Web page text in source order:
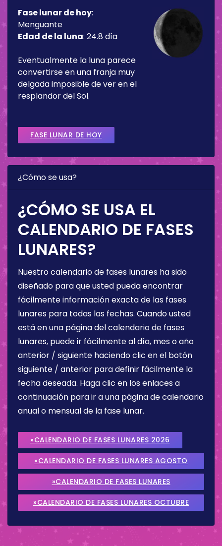
Fase lunar de hoy:
Menguante
Edad de la luna: 24.8 día
Eventualmente la luna parece
convertirse en una franja muy
delgada imposible de ver en el
resplandor del Sol.
FASE LUNAR DE HOY
¿Cómo se usa?
¿CÓMO SE USA EL
CALENDARIO DE FASES
LUNARES?
Nuestro calendario de fases lunares ha sido
diseñado para que usted pueda encontrar
fácilmente información exacta de las fases
lunares para todas las fechas. Cuando usted
está en una página del calendario de fases
lunares, puede ir fácilmente al día, mes o año
anterior / siguiente haciendo clic en el botón
siguiente / anterior para definir fácilmente la
fecha deseada. Haga clic en los enlaces a
continuación para ir a una página de calendario
anual o mensual de la fase lunar.
»CALENDARIO DE FASES LUNARES 2026
»CALENDARIO DE FASES LUNARES AGOSTO
2026
»CALENDARIO DE FASES LUNARES
SEPTIEMBRE 2026
»CALENDARIO DE FASES LUNARES OCTUBRE